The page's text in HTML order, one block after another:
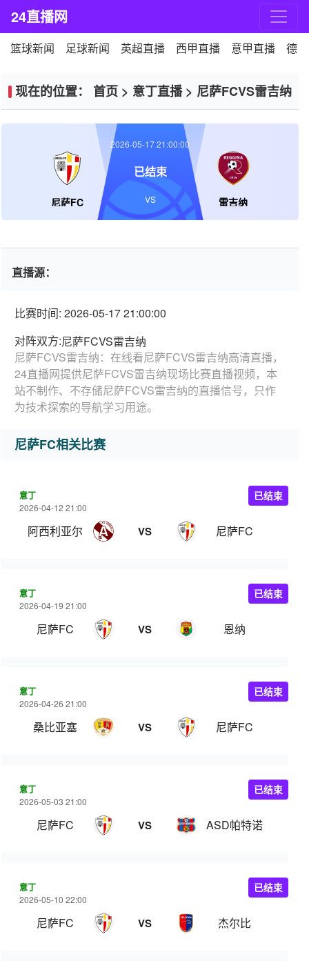
24直播网
篮球新闻 足球新闻 英超直播 西甲直播 意甲直播 德
现在的位置： 首页 > 意丁直播> 尼萨FCVS雷吉纳
尼萨FC 雷吉纳
2026-05-17 21:00:00
已结束
VS
直播源：
比赛时间: 2026-05-17 21:00:00
对阵双方:尼萨FCVS雷吉纳
尼萨FCVS雷吉纳：在线看尼萨FCVS雷吉纳高清直播，
24直播网提供尼萨FCVS雷吉纳现场比赛直播视频，本
站不制作、不存储尼萨FCVS雷吉纳的直播信号，只作
为技术探索的导航学习用途。
尼萨FC相关比赛
意丁
2026-04-12 21:00
阿西利亚尔 VS 尼萨FC
已结束
意丁
2026-04-19 21:00
尼萨FC VS 恩纳
已结束
意丁
2026-04-26 21:00
桑比亚塞 VS 尼萨FC
已结束
意丁
2026-05-03 21:00
尼萨FC VS ASD帕特诺
已结束
意丁
2026-05-10 22:00
尼萨FC VS 杰尔比
已结束